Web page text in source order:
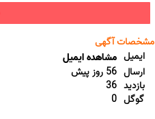
مشخصات آگهی
ایمیل مشاهده ایمیل
ارسال 56 روز پیش
بازدید 36
گوگل 0